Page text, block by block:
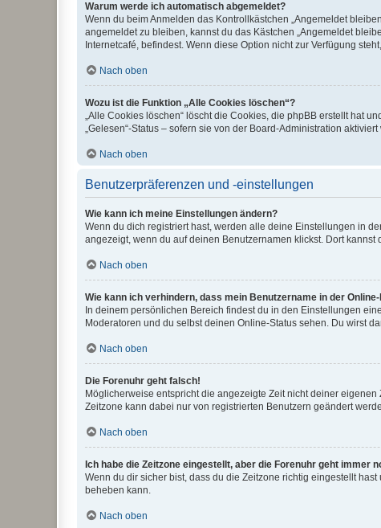
Warum werde ich automatisch abgemeldet?
Wenn du beim Anmelden das Kontrollkästchen „Angemeldet
angemeldet zu bleiben, kannst du das Kästchen „Angemeldet
Internetcafé, befindest. Wenn diese Option nicht zur Verfügung
Nach oben
Wozu ist die Funktion „Alle Cookies löschen“?
„Alle Cookies löschen“ löscht die Cookies, die phpBB erstellt hat
„Gelesen“-Status – sofern sie von der Board-Administration
Nach oben
Benutzerpräferenzen und -einstellungen
Wie kann ich meine Einstellungen ändern?
Wenn du dich registriert hast, werden alle deine Einstellungen in
angezeigt, wenn du auf deinen Benutzernamen klickst. Dort
Nach oben
Wie kann ich verhindern, dass mein Benutzername in der
In deinem persönlichen Bereich findest du in den Einstellungen
Moderatoren und du selbst deinen Online-Status sehen. Du wirst
Nach oben
Die Forenuhr geht falsch!
Möglicherweise entspricht die angezeigte Zeit nicht deiner
Zeitzone kann dabei nur von registrierten Benutzern geändert
Nach oben
Ich habe die Zeitzone eingestellt, aber die Forenuhr geht immer
Wenn du dir sicher bist, dass du die Zeitzone richtig eingestellt
beheben kann.
Nach oben